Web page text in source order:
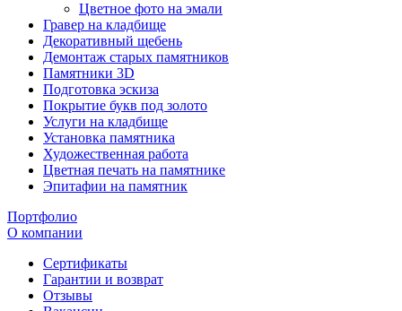
Цветное фото на эмали
Гравер на кладбище
Декоративный щебень
Демонтаж старых памятников
Памятники 3D
Подготовка эскиза
Покрытие букв под золото
Услуги на кладбище
Установка памятника
Художественная работа
Цветная печать на памятнике
Эпитафии на памятник
Портфолио
О компании
Сертификаты
Гарантии и возврат
Отзывы